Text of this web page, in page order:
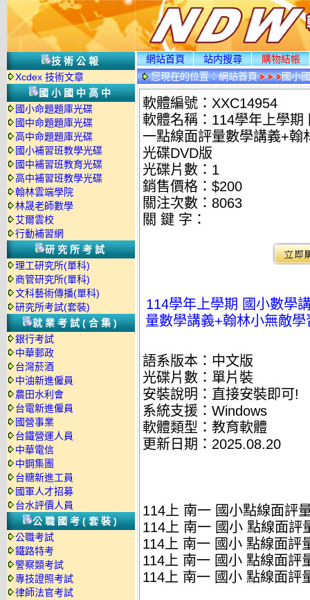
技術公報
Xcdex 技術文章
國小國中高中
國小命題題庫光碟
國中命題題庫光碟
高中命題題庫光碟
國小補習班教學光碟
國中補習班教育光碟
高中補習班教學光碟
翰林雲端學院
林晟老師數學
艾爾雲校
行動補習網
研究所考試
理工研究所(單科)
商管研究所(單科)
文科藝術傳播(單科)
研究所考試(套裝)
就業考試(合集)
銀行考試
中華郵政
台灣菸酒
中油新進僱員
農田水利會
台電新進僱員
國營事業
台鐵營運人員
中華電信
中鋼集團
台糖新進工員
國軍人才招募
台水評價人員
公職國考(套裝)
公職考試
鐵路特考
警察類考試
專技證照考試
律師法官考試
網站首頁 站内搜尋
購物結帳
您現在的位置：網站首頁 國小
軟體編號：XXC14954
軟體名稱：114學年上學
一點線面評量數學講義+翰
光碟DVD版
光碟片數：1
銷售價格：$200
關注次數： 8063
關 鍵 字：
114學年上學期 國小數學
量數學講義+翰林小無敵
語系版本：中文版
光碟片數：單片裝
安裝說明：直接安裝即可!
系統支援：Windows
軟體類型：教育軟體
更新日期：2025.08.20
114上 南一 國小點線面評
114上 南一 國小 點線面評
114上 南一 國小 點線面評
114上 南一 國小 點線面評
114上 南一 國小 點線面評